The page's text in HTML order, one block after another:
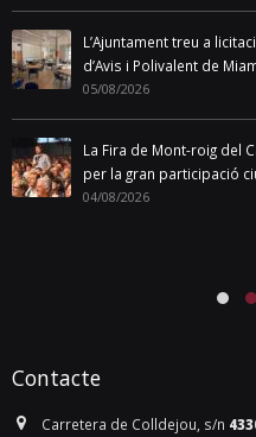
L’Ajuntament treu a
d’Avis i Polivalent de
05/08/2026
La Fira de Mont-roig del
per la gran participació
04/08/2026
Contacte
Carretera de Colldejou, s/n